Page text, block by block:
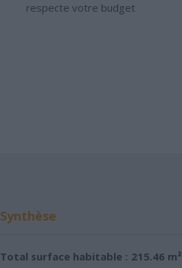
respecte votre budget
Synthèse
Total surface habitable : 215.46 m²